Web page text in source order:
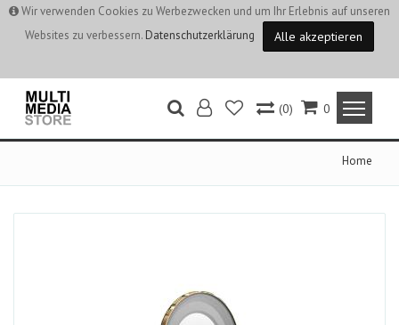
Wir verwenden Cookies zu Werbezwecken und um Ihr Erlebnis auf unseren
Websites zu verbessern. Datenschutzerklärung Alle akzeptieren
0
(0)
Home